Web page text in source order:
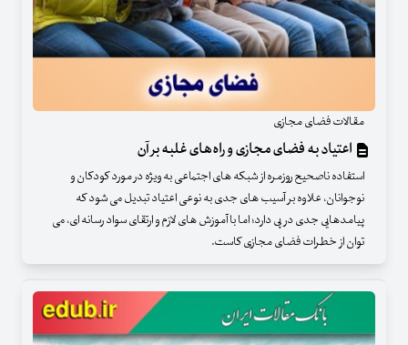
مقالات فضای مجازی
اعتیاد به فضای مجازی و راه‌های غلبه بر آن
استفاده ناصحیح روزمره از شبکه های اجتماعی به ویژه در مورد کودکان و
نوجوانان، علاوه بر آسیب های جدی به نوعی اعتیاد تبدیل می شود که
پیامدهایی جدی در پی دارد؛ اما با آموزش های لازم و ارتقای سواد رسانه ای، می
توان از خطرات فضای مجازی کاست.